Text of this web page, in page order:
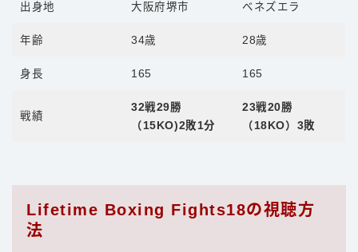
出身地 大阪府堺市 ベネズエラ
年齢 34歳 28歳
身長 165 165
戦績
32戦29勝
（15KO)2敗1分
23戦20勝
（18KO）3敗
Lifetime Boxing Fights18の視聴方
法